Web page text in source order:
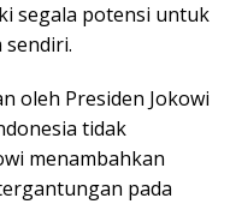
segala potensi untuk
oleh Presiden Jokowi
tidak
menambahkan
pada